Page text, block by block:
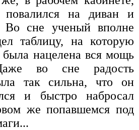
повалился на диван и
Во сне ученый вполне
таблицу, на которую
нацелена вся мощь
во сне радость
так сильна, что он
и быстро набросал
же попавшемся под